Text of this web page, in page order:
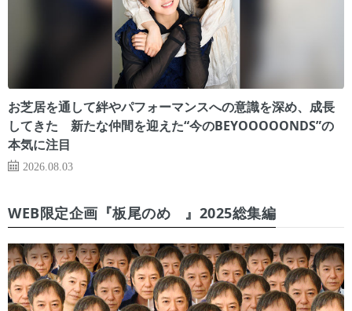
お芝居を通して絆やパフォーマンスへの意識を深め、成長
してきた 新たな仲間を迎えた“今のBEYOOOOONDS”の
本気に注目
2026.08.03
WEB限定企画『板尾のめ゙』2025総集編